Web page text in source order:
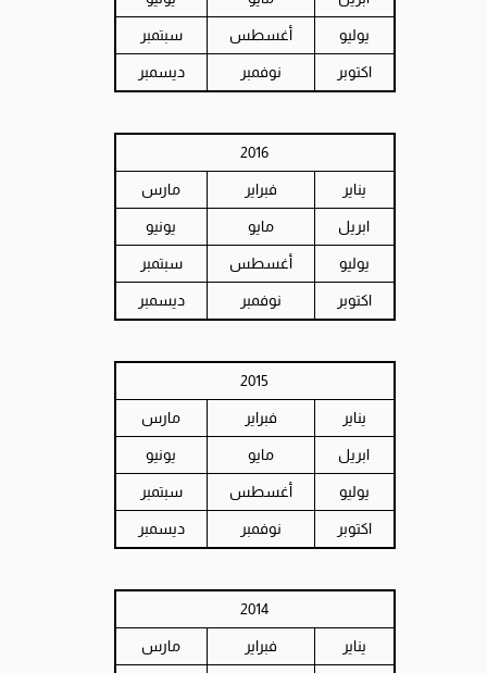
يوليو أغسطس سبتمبر
اكتوبر نوفمبر ديسمبر
2016
يناير فبراير مارس
ابريل مايو يونيو
يوليو أغسطس سبتمبر
اكتوبر نوفمبر ديسمبر
2015
يناير فبراير مارس
ابريل مايو يونيو
يوليو أغسطس سبتمبر
اكتوبر نوفمبر ديسمبر
2014
يناير فبراير مارس